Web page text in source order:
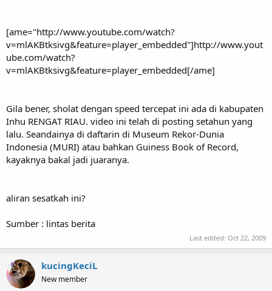
r
[ame="http://www.youtube.com/watch?
v=mlAKBtksivg&feature=player_embedded"]http://www.yout
ube.com/watch?
v=mlAKBtksivg&feature=player_embedded[/ame]
Gila bener, sholat dengan speed tercepat ini ada di kabupaten
Inhu RENGAT RIAU. video ini telah di posting setahun yang
lalu. Seandainya di daftarin di Museum Rekor-Dunia
Indonesia (MURI) atau bahkan Guiness Book of Record,
kayaknya bakal jadi juaranya.
aliran sesatkah ini?
Sumber : lintas berita
Last edited: Oct 22, 2009
kucingKeciL
New member